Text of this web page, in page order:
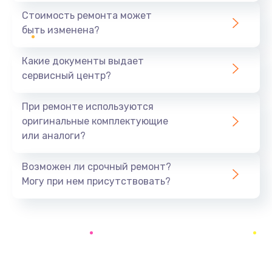
500 руб.
Ремонт разъема
Заказать
Заказать
Стоимость ремонта может
быть изменена?
Какие документы выдает
сервисный центр?
При ремонте используются
оригинальные комплектующие
или аналоги?
Возможен ли срочный ремонт?
Могу при нем присутствовать?